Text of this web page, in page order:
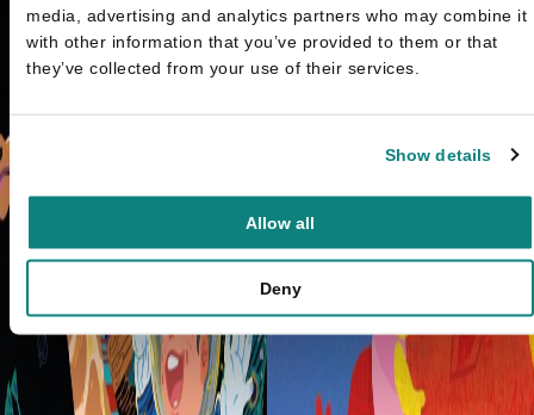
media, advertising and analytics partners who may combine it
with other information that you’ve provided to them or that
they’ve collected from your use of their services.
Show details
Allow all
Deny